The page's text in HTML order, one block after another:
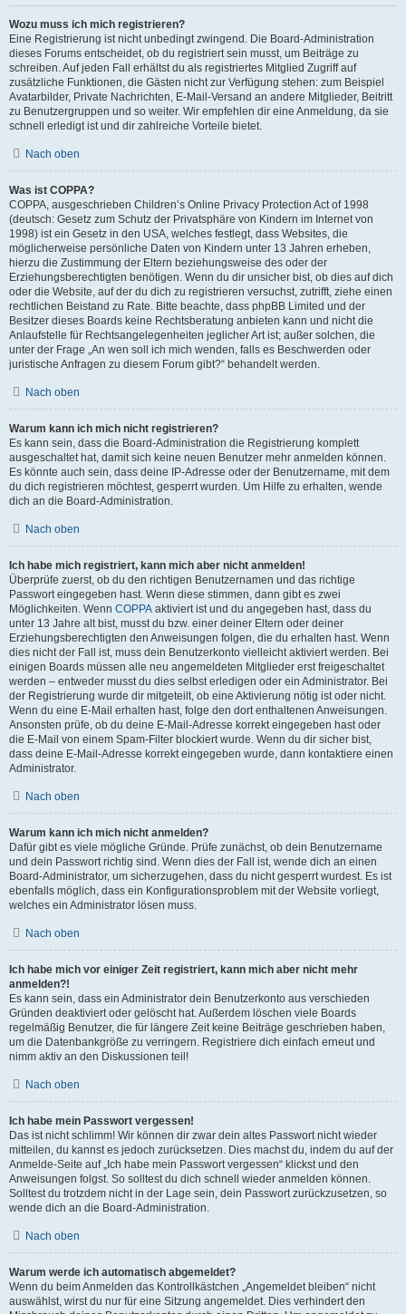
Wozu muss ich mich registrieren?
Eine Registrierung ist nicht unbedingt zwingend. Die Board-Administration
dieses Forums entscheidet, ob du registriert sein musst, um Beiträge zu
schreiben. Auf jeden Fall erhältst du als registriertes Mitglied Zugriff auf
zusätzliche Funktionen, die Gästen nicht zur Verfügung stehen: zum Beispiel
Avatarbilder, Private Nachrichten, E-Mail-Versand an andere Mitglieder, Beitritt
zu Benutzergruppen und so weiter. Wir empfehlen dir eine Anmeldung, da sie
schnell erledigt ist und dir zahlreiche Vorteile bietet.
Nach oben
Was ist COPPA?
COPPA, ausgeschrieben Children’s Online Privacy Protection Act of 1998
(deutsch: Gesetz zum Schutz der Privatsphäre von Kindern im Internet von
1998) ist ein Gesetz in den USA, welches festlegt, dass Websites, die
möglicherweise persönliche Daten von Kindern unter 13 Jahren erheben,
hierzu die Zustimmung der Eltern beziehungsweise des oder der
Erziehungsberechtigten benötigen. Wenn du dir unsicher bist, ob dies auf dich
oder die Website, auf der du dich zu registrieren versuchst, zutrifft, ziehe einen
rechtlichen Beistand zu Rate. Bitte beachte, dass phpBB Limited und der
Besitzer dieses Boards keine Rechtsberatung anbieten kann und nicht die
Anlaufstelle für Rechtsangelegenheiten jeglicher Art ist; außer solchen, die
unter der Frage „An wen soll ich mich wenden, falls es Beschwerden oder
juristische Anfragen zu diesem Forum gibt?“ behandelt werden.
Nach oben
Warum kann ich mich nicht registrieren?
Es kann sein, dass die Board-Administration die Registrierung komplett
ausgeschaltet hat, damit sich keine neuen Benutzer mehr anmelden können.
Es könnte auch sein, dass deine IP-Adresse oder der Benutzername, mit dem
du dich registrieren möchtest, gesperrt wurden. Um Hilfe zu erhalten, wende
dich an die Board-Administration.
Nach oben
Ich habe mich registriert, kann mich aber nicht anmelden!
Überprüfe zuerst, ob du den richtigen Benutzernamen und das richtige
Passwort eingegeben hast. Wenn diese stimmen, dann gibt es zwei
Möglichkeiten. Wenn COPPA aktiviert ist und du angegeben hast, dass du
unter 13 Jahre alt bist, musst du bzw. einer deiner Eltern oder deiner
Erziehungsberechtigten den Anweisungen folgen, die du erhalten hast. Wenn
dies nicht der Fall ist, muss dein Benutzerkonto vielleicht aktiviert werden. Bei
einigen Boards müssen alle neu angemeldeten Mitglieder erst freigeschaltet
werden – entweder musst du dies selbst erledigen oder ein Administrator. Bei
der Registrierung wurde dir mitgeteilt, ob eine Aktivierung nötig ist oder nicht.
Wenn du eine E-Mail erhalten hast, folge den dort enthaltenen Anweisungen.
Ansonsten prüfe, ob du deine E-Mail-Adresse korrekt eingegeben hast oder
die E-Mail von einem Spam-Filter blockiert wurde. Wenn du dir sicher bist,
dass deine E-Mail-Adresse korrekt eingegeben wurde, dann kontaktiere einen
Administrator.
Nach oben
Warum kann ich mich nicht anmelden?
Dafür gibt es viele mögliche Gründe. Prüfe zunächst, ob dein Benutzername
und dein Passwort richtig sind. Wenn dies der Fall ist, wende dich an einen
Board-Administrator, um sicherzugehen, dass du nicht gesperrt wurdest. Es ist
ebenfalls möglich, dass ein Konfigurationsproblem mit der Website vorliegt,
welches ein Administrator lösen muss.
Nach oben
Ich habe mich vor einiger Zeit registriert, kann mich aber nicht mehr
anmelden?!
Es kann sein, dass ein Administrator dein Benutzerkonto aus verschieden
Gründen deaktiviert oder gelöscht hat. Außerdem löschen viele Boards
regelmäßig Benutzer, die für längere Zeit keine Beiträge geschrieben haben,
um die Datenbankgröße zu verringern. Registriere dich einfach erneut und
nimm aktiv an den Diskussionen teil!
Nach oben
Ich habe mein Passwort vergessen!
Das ist nicht schlimm! Wir können dir zwar dein altes Passwort nicht wieder
mitteilen, du kannst es jedoch zurücksetzen. Dies machst du, indem du auf der
Anmelde-Seite auf „Ich habe mein Passwort vergessen“ klickst und den
Anweisungen folgst. So solltest du dich schnell wieder anmelden können.
Solltest du trotzdem nicht in der Lage sein, dein Passwort zurückzusetzen, so
wende dich an die Board-Administration.
Nach oben
Warum werde ich automatisch abgemeldet?
Wenn du beim Anmelden das Kontrollkästchen „Angemeldet bleiben“ nicht
auswählst, wirst du nur für eine Sitzung angemeldet. Dies verhindert den